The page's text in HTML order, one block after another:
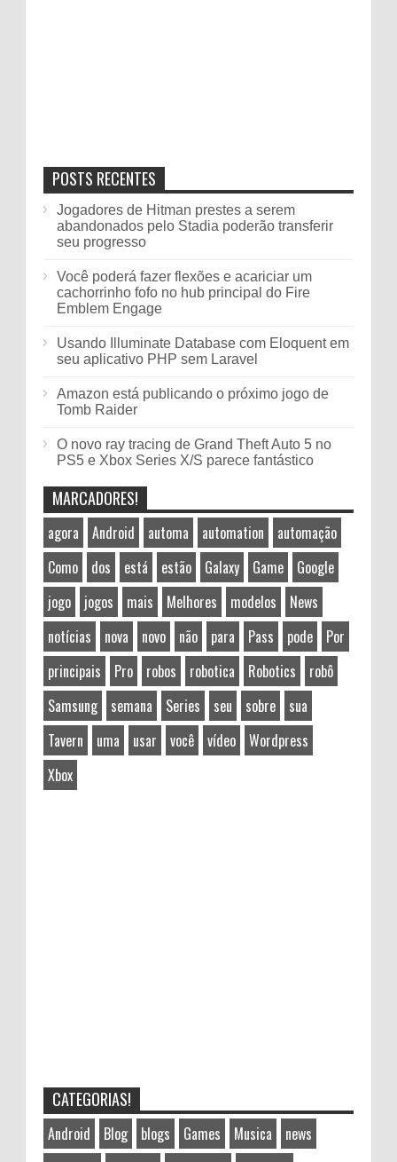
POSTS RECENTES
Jogadores de Hitman prestes a serem
abandonados pelo Stadia poderão transferir
seu progresso
Você poderá fazer flexões e acariciar um
cachorrinho fofo no hub principal do Fire
Emblem Engage
Usando Illuminate Database com Eloquent em
seu aplicativo PHP sem Laravel
Amazon está publicando o próximo jogo de
Tomb Raider
O novo ray tracing de Grand Theft Auto 5 no
PS5 e Xbox Series X/S parece fantástico
MARCADORES!
agora Android automa automation
automação
Como
dos está estão Galaxy Game
Google
jogo
jogos mais Melhores modelos
News
notícias
nova novo não para Pass pode
Por
principais
Pro robos robotica Robotics
robô
Samsung
semana Series seu sobre
sua
Tavern
uma usar você vídeo
Wordpress
Xbox
CATEGORIAS!
Android Blog blogs Games Musica
news